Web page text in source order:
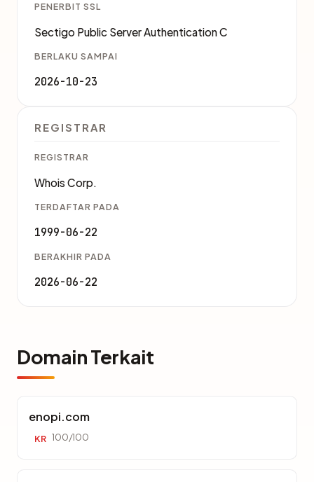
PENERBIT SSL
Sectigo Public Server Authentication C
BERLAKU SAMPAI
2026-10-23
REGISTRAR
REGISTRAR
Whois Corp.
TERDAFTAR PADA
1999-06-22
BERAKHIR PADA
2026-06-22
Domain Terkait
enopi.com
KR 100/100